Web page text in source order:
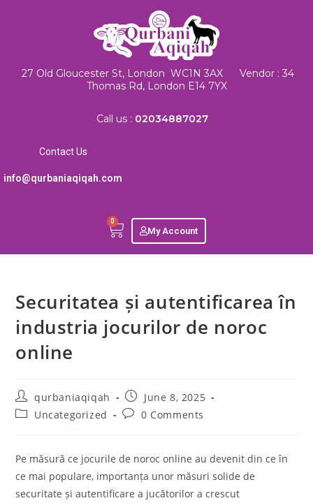
27 Old Gloucester St, London WC1N 3AX Vendor : 34
Thomas Rd, London E14 7YX
Call us : 02034887027
Contact Us
info@qurbaniaqiqah.com
0
My Account
Securitatea și autentificarea în
industria jocurilor de noroc
online
qurbaniaqiqah
June 8, 2025
Uncategorized
0 Comments
Pe măsură ce jocurile de noroc online au devenit din ce în
ce mai populare, importanța unor măsuri solide de
securitate și autentificare a jucătorilor a crescut